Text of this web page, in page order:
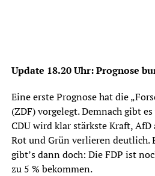
Update 18.20 Uhr: Prognose
Eine erste Prognose hat die
(ZDF) vorgelegt. Demnach gibt
CDU wird klar stärkste Kraft, AfD
Rot und Grün verlieren deutlich.
gibt’s dann doch: Die FDP ist
zu 5 % bekommen.